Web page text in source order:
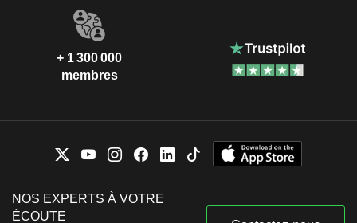
+ 1 300 000
membres
NOS EXPERTS À VOTRE
ÉCOUTE